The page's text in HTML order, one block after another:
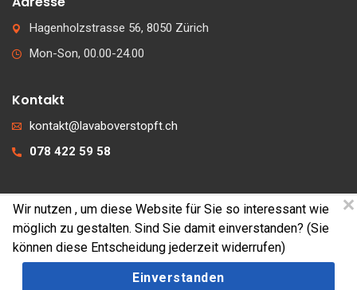
Hagenholzstrasse 56, 8050 Zürich
Mon-Son, 00.00-24.00
Kontakt
kontakt@lavaboverstopft.ch
078 422 59 58
© 2026 lavaboverstopft.ch
Kontakt
Impressum
Cookies
Wir nutzen , um diese Website für Sie so interessant wie
möglich zu gestalten. Sind Sie damit einverstanden? (Sie
können diese Entscheidung jederzeit widerrufen)
Einverstanden